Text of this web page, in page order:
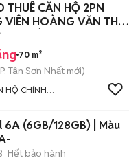
THUÊ CĂN HỘ 2PN
VIÊN HOÀNG VĂN THỤ
THOÁNG
70 m²
P. Tân Sơn Nhất mới)
HỘ CHÍNH
(6GB/128GB) | Màu
Hết bảo hành